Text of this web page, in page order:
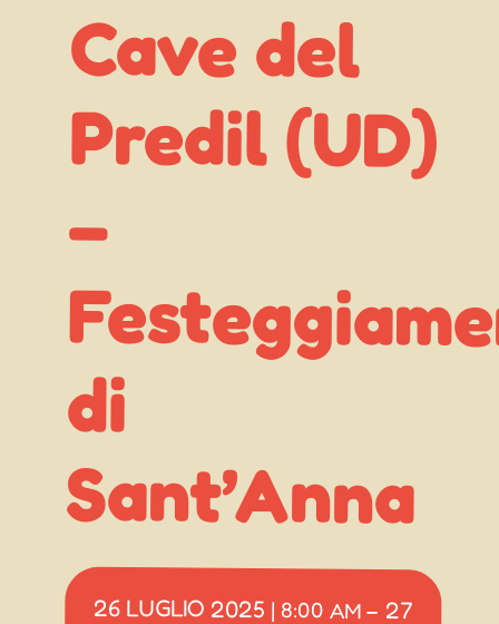
Cave del
Predil (UD)
–
Festeggiamenti
di
Sant’Anna
26 LUGLIO 2025 | 8:00 AM – 27